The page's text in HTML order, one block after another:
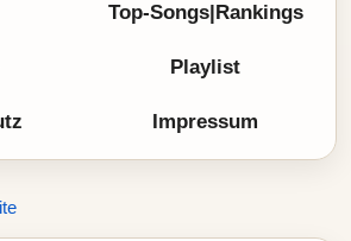
Top-Songs|Rankings
Playlist
Impressum